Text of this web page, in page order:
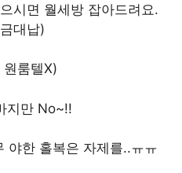
시면 월세방 잡아드려요.
대납)
원룸텔X)
지만 No~!!
야한 홀복은 자제를..ㅠㅠ